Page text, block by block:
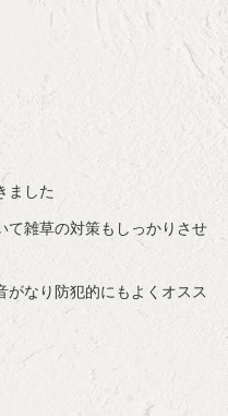
ました
て雑草の対策もしっかりさせ
なり防犯的にもよくオスス